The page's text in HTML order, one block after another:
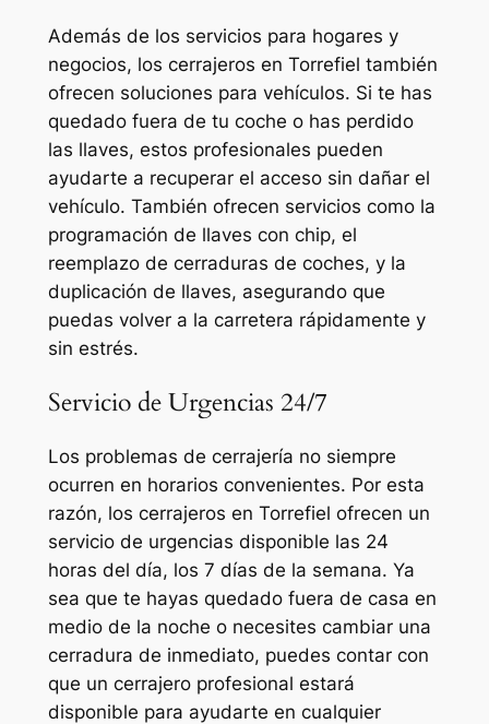
Además de los servicios para hogares y
negocios, los cerrajeros en Torrefiel también
ofrecen soluciones para vehículos. Si te has
quedado fuera de tu coche o has perdido
las llaves, estos profesionales pueden
ayudarte a recuperar el acceso sin dañar el
vehículo. También ofrecen servicios como la
programación de llaves con chip, el
reemplazo de cerraduras de coches, y la
duplicación de llaves, asegurando que
puedas volver a la carretera rápidamente y
sin estrés.
Servicio de Urgencias 24/7
Los problemas de cerrajería no siempre
ocurren en horarios convenientes. Por esta
razón, los cerrajeros en Torrefiel ofrecen un
servicio de urgencias disponible las 24
horas del día, los 7 días de la semana. Ya
sea que te hayas quedado fuera de casa en
medio de la noche o necesites cambiar una
cerradura de inmediato, puedes contar con
que un cerrajero profesional estará
disponible para ayudarte en cualquier